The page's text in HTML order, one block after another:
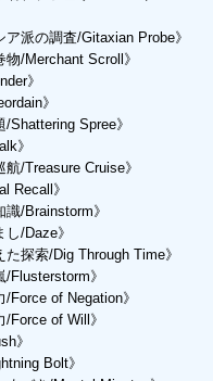
ア派の調査/Gitaxian Probe》
物/Merchant Scroll》
》
》
Shattering Spree》
》
/Treasure Cruise》
Recall》
/Brainstorm》
/Daze》
た探索/Dig Through Time》
Flusterstorm》
Force of Negation》
Force of Will》
》
Bolt》